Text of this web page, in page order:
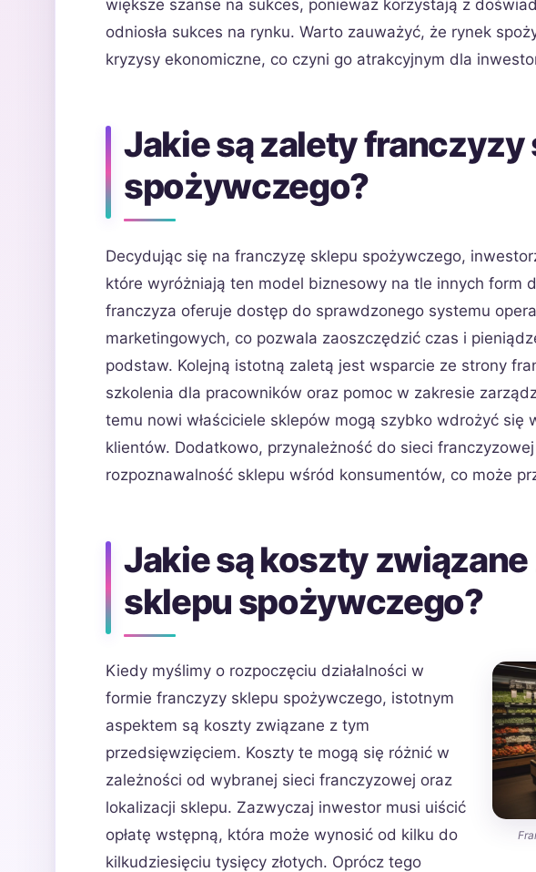
większe szanse na sukces, ponieważ korzystają z
odniosła sukces na rynku. Warto zauważyć, że rynek
kryzysy ekonomiczne, co czyni go atrakcyjnym dla
Jakie są zalety franczyzy
spożywczego?
Decydując się na franczyzę sklepu spożywczego,
które wyróżniają ten model biznesowy na tle innych form
franczyza oferuje dostęp do sprawdzonego systemu
marketingowych, co pozwala zaoszczędzić czas i
podstaw. Kolejną istotną zaletą jest wsparcie ze strony
szkolenia dla pracowników oraz pomoc w zakresie
temu nowi właściciele sklepów mogą szybko wdrożyć się
klientów. Dodatkowo, przynależność do sieci
rozpoznawalność sklepu wśród konsumentów, co może
Jakie są koszty
sklepu spożywczego?
Kiedy myślimy o rozpoczęciu działalności w
formie franczyzy sklepu spożywczego, istotnym
aspektem są koszty związane z tym
przedsięwzięciem. Koszty te mogą się różnić w
zależności od wybranej sieci franczyzowej oraz
lokalizacji sklepu. Zazwyczaj inwestor musi uiścić
opłatę wstępną, która może wynosić od kilku do
kilkudziesięciu tysięcy złotych. Oprócz tego